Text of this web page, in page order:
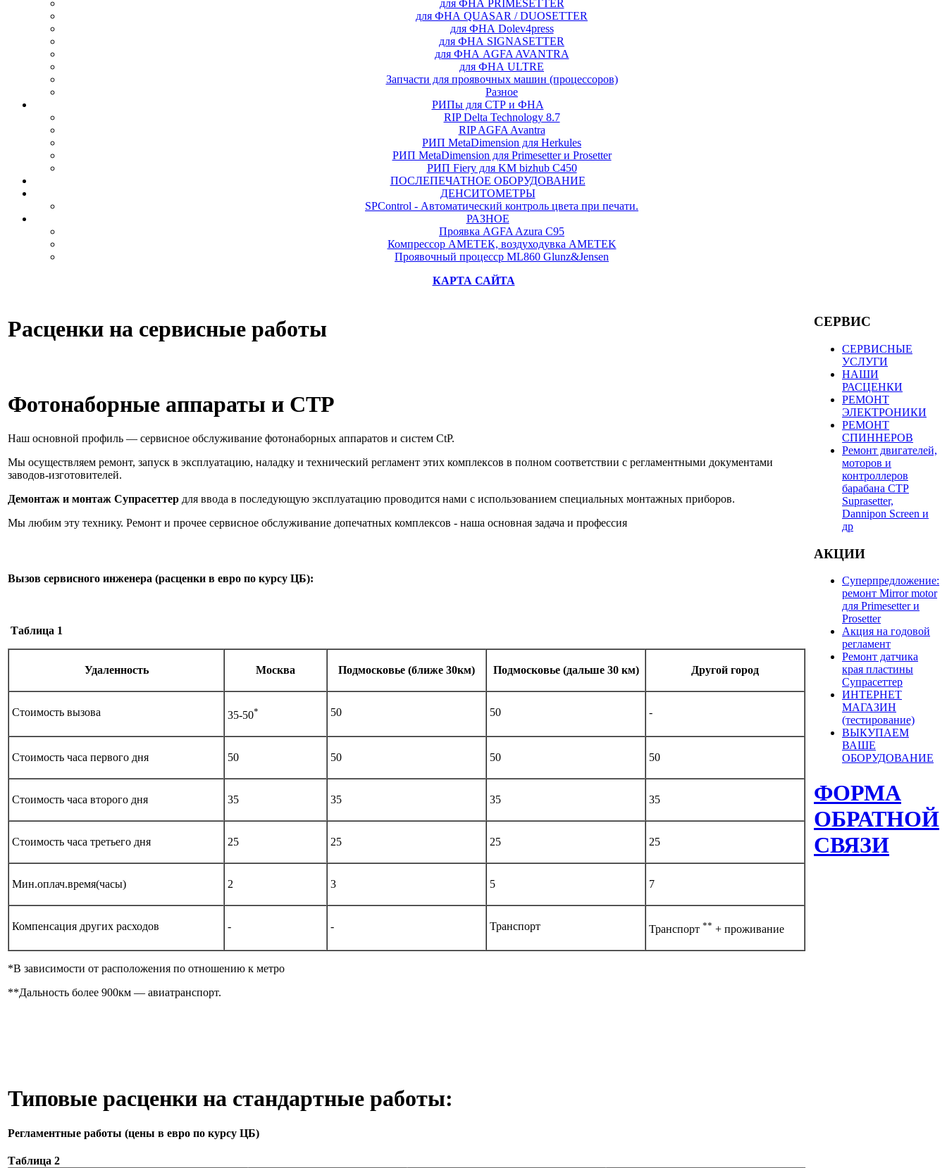
для ФНА PRIMESETTER
для ФНА QUASAR / DUOSETTER
для ФНА Dolev4press
для ФНА SIGNASETTER
для ФНА AGFA AVANTRA
для ФНА ULTRE
Запчасти для проявочных машин (процессоров)
Разное
РИПы для СТР и ФНА
RIP Delta Technology 8.7
RIP AGFA Avantra
РИП MetaDimension для Herkules
РИП MetaDimension для Primesetter и Prosetter
РИП Fiery для KM bizhub C450
ПОСЛЕПЕЧАТНОЕ ОБОРУДОВАНИЕ
ДЕНСИТОМЕТРЫ
SPControl - Автоматический контроль цвета при печати.
РАЗНОЕ
Проявка AGFA Azura C95
Компрессор АМЕТЕК, воздуходувка AMETEK
Проявочный процесср ML860 Glunz&Jensen
КАРТА САЙТА
Расценки на сервисные работы
Фотонаборные аппараты и СТР
Наш основной профиль — сервисное обслуживание фотонаборных аппаратов и систем CtP.
Мы осуществляем ремонт, запуск в эксплуатацию, наладку и технический регламент этих комплексов в полном соответствии с регламентными документами
заводов-изготовителей.
Демонтаж и монтаж Супрасеттер для ввода в последующую эксплуатацию проводится нами с использованием специальных монтажных приборов.
Мы любим эту технику. Ремонт и прочее сервисное обслуживание допечатных комплексов - наша основная задача и профессия
Вызов сервисного инженера (расценки в евро по курсу ЦБ):
Таблица 1
Удаленность Москва Подмосковье (ближе 30км) Подмосковье (дальше 30 км) Другой город
Стоимость вызова 35-50* 50 50 -
Стоимость часа первого дня 50 50 50 50
Стоимость часа второго дня 35 35 35 35
Стоимость часа третьего дня 25 25 25 25
Мин.оплач.время(часы) 2 3 5 7
Компенсация других расходов - - Транспорт Транспорт ** + проживание
*В зависимости от расположения по отношению к метро
**Дальность более 900км — авиатранспорт.
Типовые расценки на стандартные работы:
Регламентные работы (цены в евро по курсу ЦБ)
Таблица 2
СЕРВИС
СЕРВИСНЫЕ
УСЛУГИ
НАШИ
РАСЦЕНКИ
РЕМОНТ
ЭЛЕКТРОНИКИ
РЕМОНТ
СПИННЕРОВ
Ремонт двигателей,
моторов и
контроллеров
барабана СТР
Suprasetter,
Dannipon Screen и
др
АКЦИИ
Суперпредложение:
ремонт Mirror motor
для Primesetter и
Prosetter
Акция на годовой
регламент
Ремонт датчика
края пластины
Супрасеттер
ИНТЕРНЕТ
МАГАЗИН
(тестирование)
ВЫКУПАЕМ
ВАШЕ
ОБОРУДОВАНИЕ
ФОРМА
ОБРАТНОЙ
СВЯЗИ